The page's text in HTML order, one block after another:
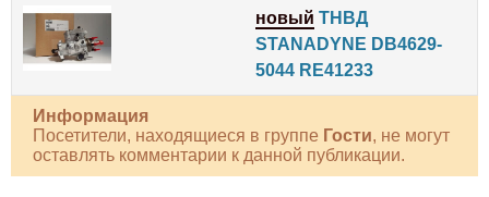
новый ТНВД
STANADYNE DB4629-
5044 RE41233
Информация
Посетители, находящиеся в группе Гости, не могут
оставлять комментарии к данной публикации.